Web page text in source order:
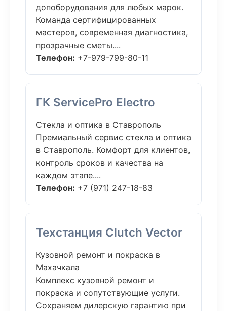
допоборудования для любых марок.
Команда сертифицированных
мастеров, современная диагностика,
прозрачные сметы....
Телефон: +7-979-799-80-11
ГК ServicePro Electro
Стекла и оптика в Ставрополь
Премиальный сервис стекла и оптика
в Ставрополь. Комфорт для клиентов,
контроль сроков и качества на
каждом этапе....
Телефон: +7 (971) 247-18-83
Техстанция Clutch Vector
Кузовной ремонт и покраска в
Махачкала
Комплекс кузовной ремонт и
покраска и сопутствующие услуги.
Сохраняем дилерскую гарантию при